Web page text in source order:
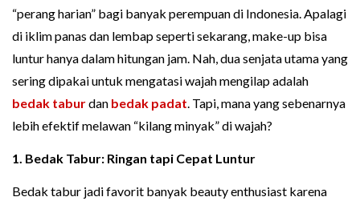
“perang harian” bagi banyak perempuan di Indonesia. Apalagi
di iklim panas dan lembap seperti sekarang, make-up bisa
luntur hanya dalam hitungan jam. Nah, dua senjata utama yang
sering dipakai untuk mengatasi wajah mengilap adalah
bedak taburdan bedak padat. Tapi, mana yang sebenarnya
lebih efektif melawan “kilang minyak” di wajah?
1. Bedak Tabur: Ringan tapi Cepat Luntur
Bedak tabur jadi favorit banyak beauty enthusiast karena